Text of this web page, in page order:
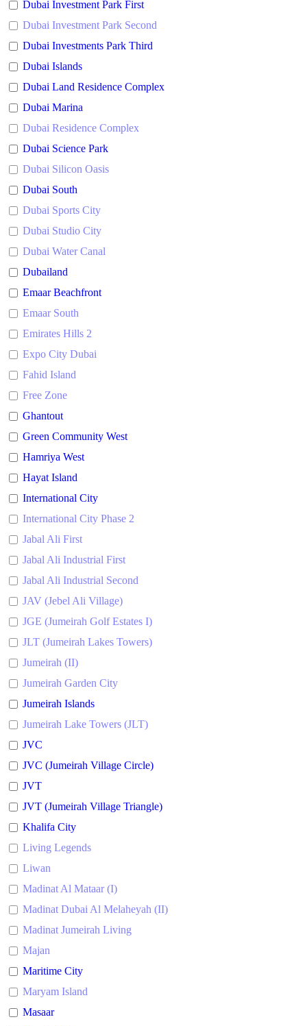
Dubai Investment Park First
Dubai Investment Park Second
Dubai Investments Park Third
Dubai Islands
Dubai Land Residence Complex
Dubai Marina
Dubai Residence Complex
Dubai Science Park
Dubai Silicon Oasis
Dubai South
Dubai Sports City
Dubai Studio City
Dubai Water Canal
Dubailand
Emaar Beachfront
Emaar South
Emirates Hills 2
Expo City Dubai
Fahid Island
Free Zone
Ghantout
Green Community West
Hamriya West
Hayat Island
International City
International City Phase 2
Jabal Ali First
Jabal Ali Industrial First
Jabal Ali Industrial Second
JAV (Jebel Ali Village)
JGE (Jumeirah Golf Estates I)
JLT (Jumeirah Lakes Towers)
Jumeirah (II)
Jumeirah Garden City
Jumeirah Islands
Jumeirah Lake Towers (JLT)
JVC
JVC (Jumeirah Village Circle)
JVT
JVT (Jumeirah Village Triangle)
Khalifa City
Living Legends
Liwan
Madinat Al Mataar (I)
Madinat Dubai Al Melaheyah (II)
Madinat Jumeirah Living
Majan
Maritime City
Maryam Island
Masaar